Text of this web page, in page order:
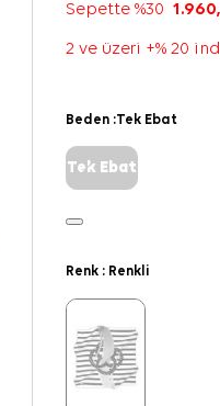
Sepette %30
2 ve üzeri +% 20
Beden :Tek Ebat
Tek Ebat
Renk : Renkli